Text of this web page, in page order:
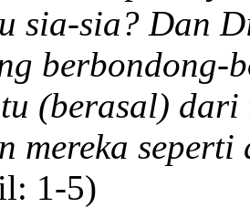
sia-sia? Dan
berbondong-
(berasal)
mereka
1-5)